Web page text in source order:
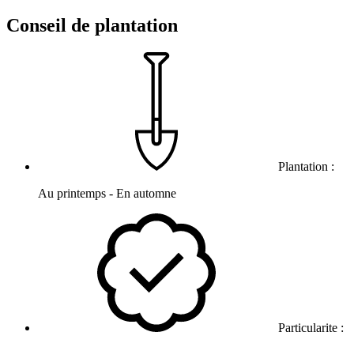
Conseil de plantation
Plantation :
Au printemps - En automne
Particularite :